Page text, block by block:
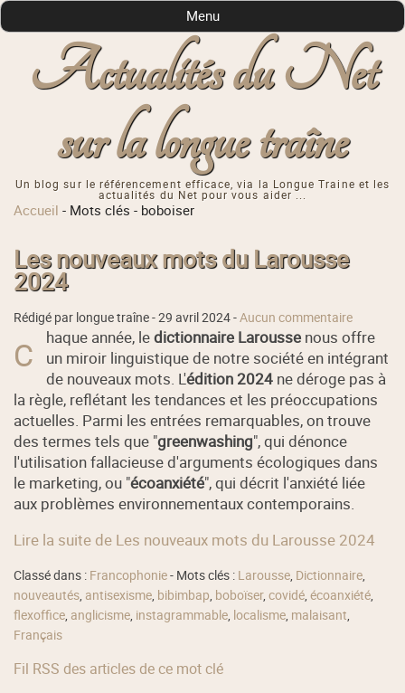
Actualités du Net
sur la longue traîne
Un blog sur le référencement efficace, via la Longue Traine et les
actualités du Net pour vous aider ...
Menu
Accueil - Mots clés - boboiser
Les nouveaux mots du Larousse
2024
Rédigé par longue traîne -29 avril 2024-Aucun commentaire
C haque année, ledictionnaire Larousse nous offre
un miroir linguistique de notre société en intégrant
de nouveaux mots. L'édition 2024 ne déroge pas à
la règle, reflétant les tendances et les préoccupations
actuelles. Parmi les entrées remarquables, on trouve
des termes tels que "greenwashing", qui dénonce
l'utilisation fallacieuse d'arguments écologiques dans
le marketing, ou "écoanxiété", qui décrit l'anxiété liée
aux problèmes environnementaux contemporains.
Lire la suite de Les nouveaux mots du Larousse 2024
Classé dans : Francophonie- Mots clés : Larousse, Dictionnaire,
nouveautés, antisexisme, bibimbap, boboïser,covidé,écoanxiété,
flexoffice, anglicisme, instagrammable, localisme, malaisant,
Français
Fil RSS des articles de ce mot clé